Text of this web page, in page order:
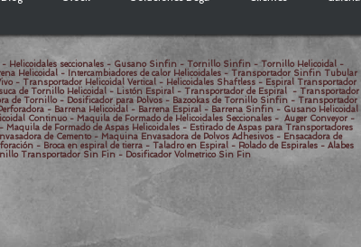
- Helicoidales seccionales - Gusano Sinfin - Tornillo Sinfin - Tornillo Helicoidal -
Helicoidal - Intercambiadores de calor Helicoidales - Transportador Sinfin Tubular
- Transportador Helicoidal Vertical - Helicoidales Shaftless - Espiral Transportador
de Tornillo Helicoidal - Listón Espiral - Transportador de Espiral - Transportador
de Tornillo - Dosificador para Polvos - Bazookas de Tornillo Sinfin - Transportador
- Barrena Helicoidal - Barrena Espiral - Barrena Sinfin - Gusano Helicoidal
Continuo - Maquila de Formado de Helicoidales Seccionales - Auger Conveyor -
de Formado de Aspas Helicoidales - Estirado de Aspas para Transportadores
de Cemento - Maquina Envasadora de Polvos Adhesivos - Ensacadora de
- Broca en espiral de tierra - Taladro en Espiral - Rolado de Espirales - Alabes
Transportador Sin Fin - Dosificador Volmetrico Sin Fin